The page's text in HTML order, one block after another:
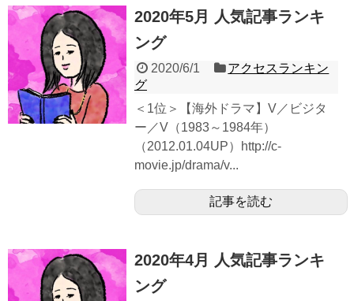
2020年5月 人気記事ランキ
ング
2020/6/1
アクセスランキン
グ
＜1位＞【海外ドラマ】V／ビジタ
ー／V（1983～1984年）
（2012.01.04UP）http://c-
movie.jp/drama/v...
記事を読む
2020年4月 人気記事ランキ
ング